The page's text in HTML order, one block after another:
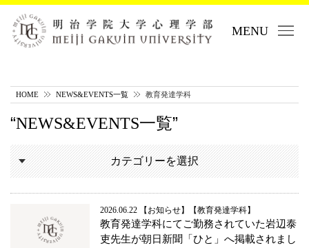
MENU
HOME NEWS&EVENTS一覧 教育発達学科
NEWS&EVENTS一覧
カテゴリーを選択
2026.06.22 お知らせ 教育発達学科
教育発達学科にてご勤務されていた岩辺泰
吏先生が朝日新聞「ひと」へ掲載されまし